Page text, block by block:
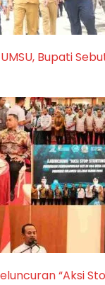
Bupati
“Aksi